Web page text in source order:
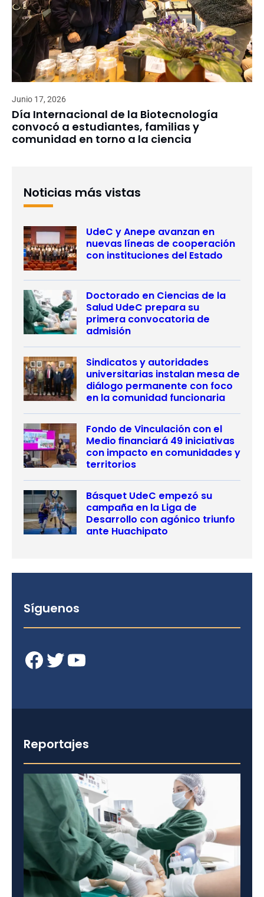
Junio 17, 2026
Día Internacional de la Biotecnología
convocó a estudiantes, familias y
comunidad en torno a la ciencia
Noticias más vistas
UdeC y Anepe avanzan en
nuevas líneas de cooperación
con instituciones del Estado
Doctorado en Ciencias de la
Salud UdeC prepara su
primera convocatoria de
admisión
Sindicatos y autoridades
universitarias instalan mesa de
diálogo permanente con foco
en la comunidad funcionaria
Fondo de Vinculación con el
Medio financiará 49 iniciativas
con impacto en comunidades y
territorios
Básquet UdeC empezó su
campaña en la Liga de
Desarrollo con agónico triunfo
ante Huachipato
Síguenos
Facebook Twitter YouTube
Reportajes